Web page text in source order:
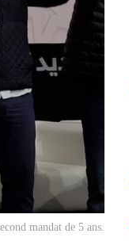
mandat de 5 ans.